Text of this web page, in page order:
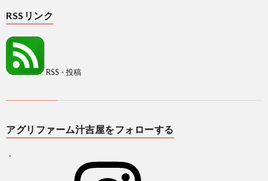
RSSリンク
RSS - 投稿
アグリファーム汁吉屋をフォローする